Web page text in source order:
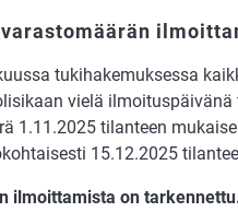
tukihakemuksessa
vielä
1.11.2025 tilanteen
15.12.2025
ilmoittamista on